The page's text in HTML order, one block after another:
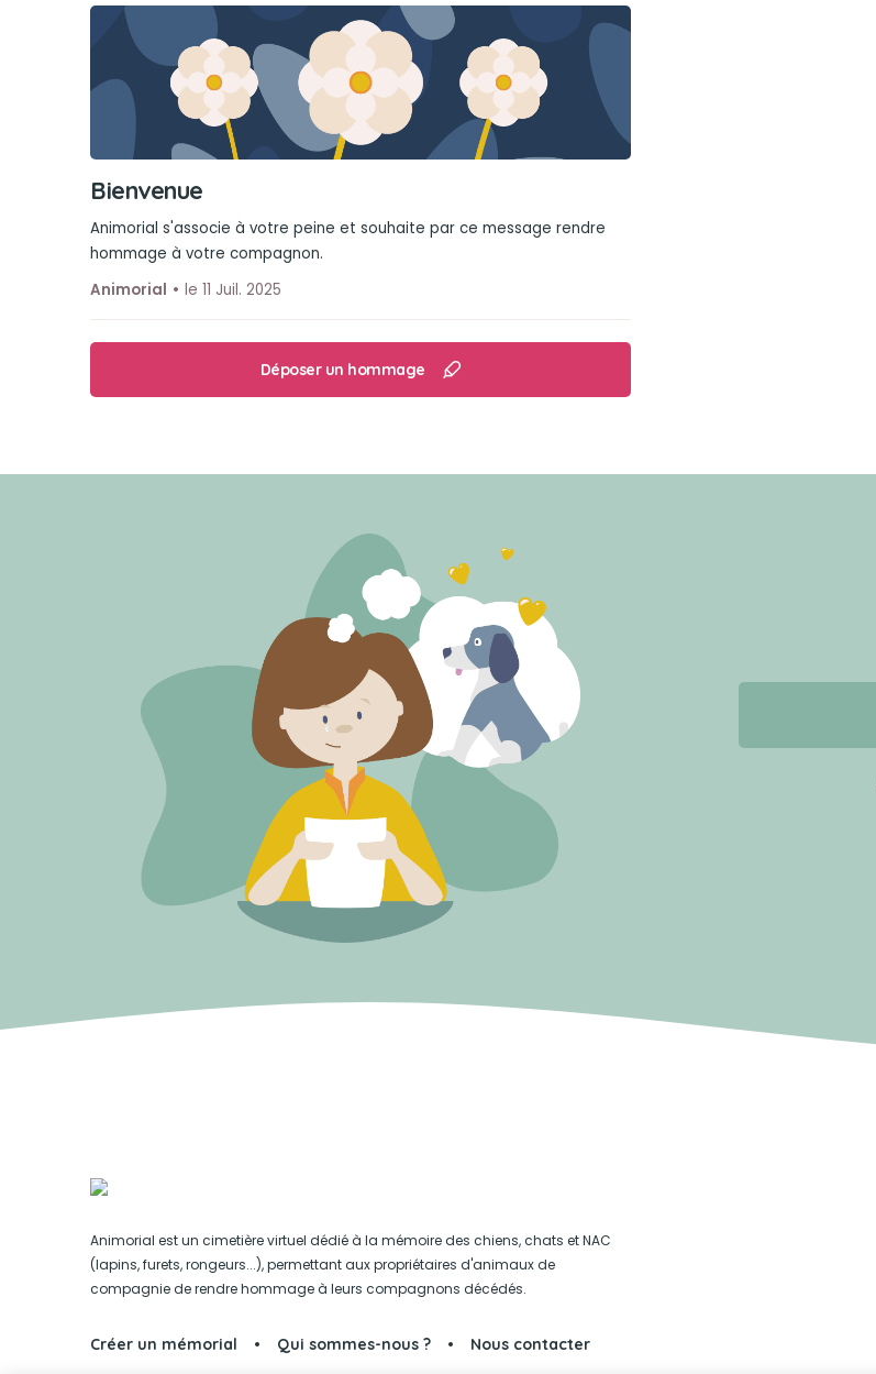
Bienvenue
Animorial s'associe à votre peine et souhaite par ce message rendre
hommage à votre compagnon.
Animorial
le 11 Juil. 2025
Déposer un hommage
Animorial est un cimetière virtuel dédié à la mémoire des chiens, chats et NAC
(lapins, furets, rongeurs...), permettant aux propriétaires d'animaux de
compagnie de rendre hommage à leurs compagnons décédés.
Créer un mémorial Qui sommes-nous ? Nous contacter